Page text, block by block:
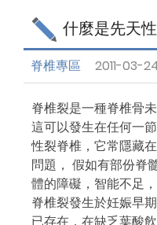
友善連結
Links
聯絡我們
Contact
什麼是先天
脊椎專區 2011-03-
脊椎裂是一種脊椎骨
這可以發生在任何一
性裂脊椎，它常隱藏
問題， 假如有部份脊
體的障礙，智能不足，
脊椎裂發生於妊娠早